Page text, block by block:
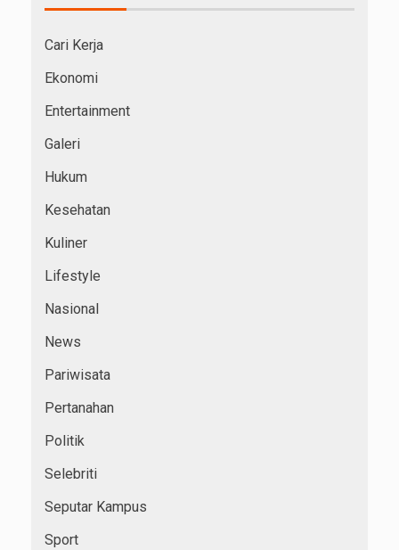
Cari Kerja
Ekonomi
Entertainment
Galeri
Hukum
Kesehatan
Kuliner
Lifestyle
Nasional
News
Pariwisata
Pertanahan
Politik
Selebriti
Seputar Kampus
Sport